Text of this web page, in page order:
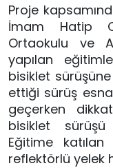
Proje
İmam Hatip
Ortaokulu ve
yapılan
bisiklet sürüşüne
ettiği sürüş
geçerken
bisiklet
Eğitime
reflektörlü yelek